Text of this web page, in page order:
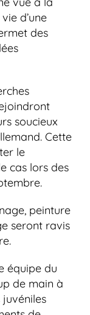
d’une
des
soucieux
Cette
le
cas lors des
peinture
seront ravis
équipe du
de main à
juvéniles